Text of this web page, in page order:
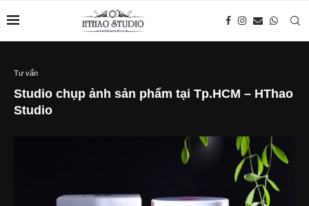
Tư vấn
Studio chụp ảnh sản phẩm tại Tp.HCM – HThao
Studio